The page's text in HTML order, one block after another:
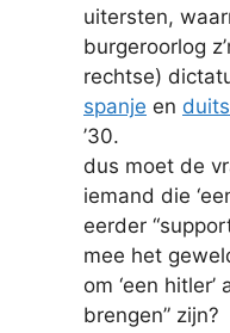
uitersten,
burgeroorlog
rechtse)
spanje en
’30.
dus moet de
iemand die
eerder
mee het
om ‘een
brengen” zijn?